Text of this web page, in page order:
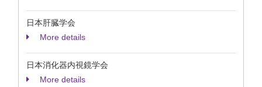
日本肝臓学会
More details
日本消化器内視鏡学会
More details